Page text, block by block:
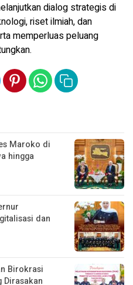
dialog strategis di
riset ilmiah, dan
memperluas peluang
Maroko di
hingga
dan
Birokrasi
Dirasakan